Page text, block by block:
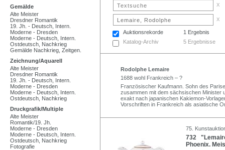
Gemälde
Alte Meister
Dresdner Romantik
19. Jh. - Deutsch, Intern.
Moderne - Dresden
Moderne - Deutsch, Intern.
Ostdeutsch, Nachkrieg
Gemälde Nachkrieg, Zeitgen.
Zeichnung/Aquarell
Alte Meister
Dresdner Romantik
19. Jh. - Deutsch, Intern.
Moderne - Dresden
Moderne - Deutsch, Intern.
Ostdeutsch, Nachkrieg
Druckgrafik/Multiple
Alte Meister
Romantik/19. Jh.
Moderne - Dresden
Moderne - Deutsch, Intern.
Ostdeutsch, Nachkrieg
Fotografie
x
x
Auktionsrekorde
1 Ergebnis
Katalog-Archiv
5 Ergebnisse
Rodolphe Lemaire
1688 wohl Frankreich – ?
Französischer Kaufmann. Sohn des
zusammen mit dem sächsischen Minister
exakt nach japanischen Kakiemon-
Vorschriften in Frankreich als asiatische
75.
732
Phoenix.